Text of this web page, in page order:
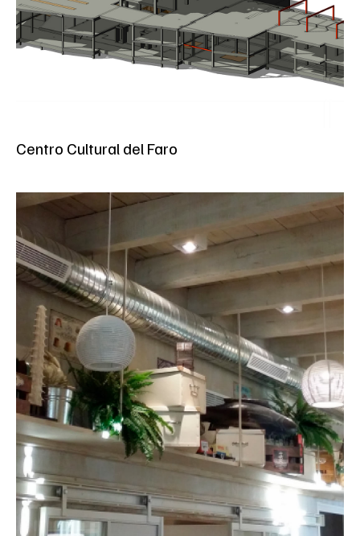
Centro Cultural del Faro